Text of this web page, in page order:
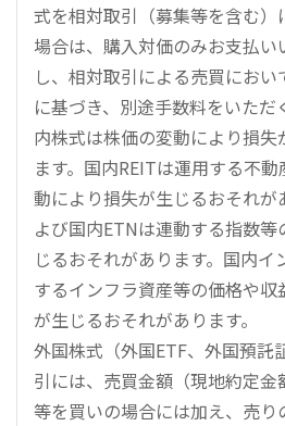
式を相対取引（募集等を含む）
場合は、購入対価のみお支払い
し、相対取引による売買にお
に基づき、別途手数料をいただ
内株式は株価の変動により損失
ます。国内REITは運用する不
動により損失が生じるおそれが
よび国内ETNは連動する指数
じるおそれがあります。国内
するインフラ資産等の価格や
が生じるおそれがあります。
外国株式（外国ETF、外国預託
引には、売買金額（現地約定
等を買いの場合には加え、売